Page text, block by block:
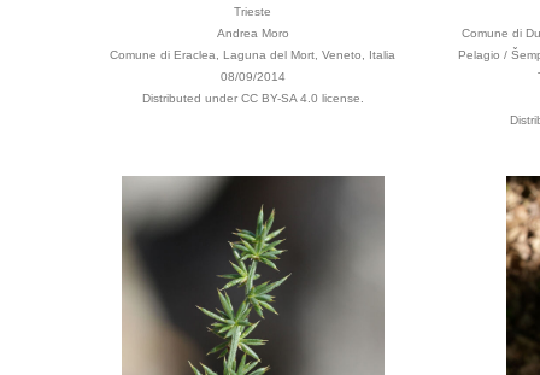
Trieste
Andrea Moro
Comune di Eraclea, Laguna del Mort, Veneto, Italia
08/09/2014
Distributed under CC BY-SA 4.0 license.
Comune di
Pelagio /